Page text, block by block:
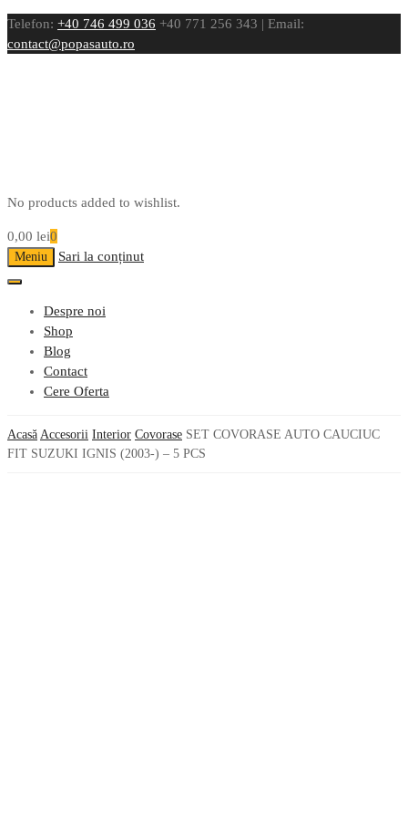
Telefon: +40 746 499 036 +40 771 256 343 | Email:
contact@popasauto.ro
No products added to wishlist.
0,00 lei0
Meniu Sari la conținut
Despre noi
Shop
Blog
Contact
Cere Oferta
Acasă Accesorii Interior Covorase SET COVORASE AUTO CAUCIUC
FIT SUZUKI IGNIS (2003-) – 5 PCS